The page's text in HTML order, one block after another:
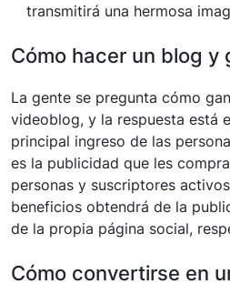
transmitirá una hermosa
Cómo hacer un blog y
La gente se pregunta cómo
videoblog, y la respuesta está
principal ingreso de las
es la publicidad que les
personas y suscriptores
beneficios obtendrá de la
de la propia página social,
Cómo convertirse en